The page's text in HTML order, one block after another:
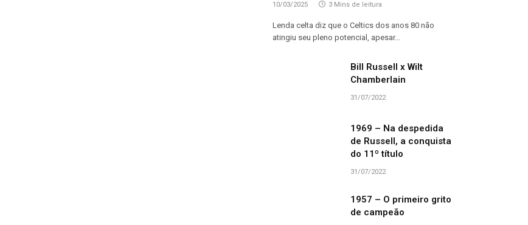
10/03/2025 3 Mins de leitura
Lenda celta diz que o Celtics dos anos 80 não
atingiu seu pleno potencial, apesar…
Bill Russell x Wilt
Chamberlain
31/07/2022
1969 – Na despedida
de Russell, a conquista
do 11º título
31/07/2022
1957 – O primeiro grito
de campeão